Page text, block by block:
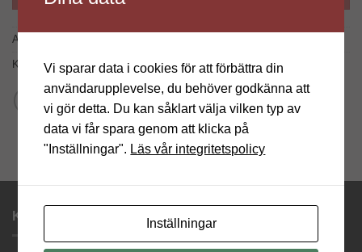
Artikelnr:
Kategori: Okategoriserad
KONTAKTINFORMATION
Vi sparar data i cookies för att förbättra din
användarupplevelse, du behöver godkänna att
vi gör detta. Du kan såklart välja vilken typ av
data vi får spara genom att klicka på
"Inställningar". Läs vår integritetspolicy
Inställningar